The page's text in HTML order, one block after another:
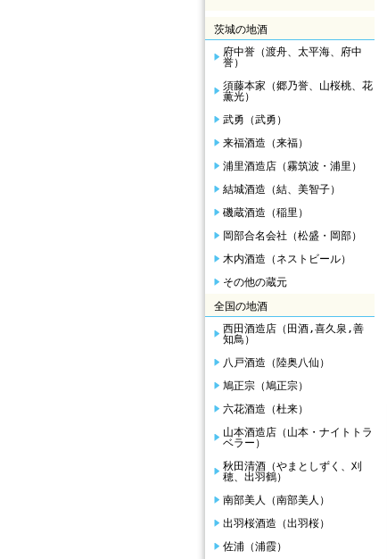
茨城の地酒
府中誉（渡舟、太平海、府中
誉）
須藤本家（郷乃誉、山桜桃、花
薫光）
武勇（武勇）
来福酒造（来福）
浦里酒造店（霧筑波・浦里）
結城酒造（結、美智子）
磯蔵酒造（稲里）
岡部合名会社（松盛・岡部）
木内酒造（ネストビール）
その他の蔵元
全国の地酒
西田酒造店（田酒,喜久泉,善
知鳥）
八戸酒造（陸奥八仙）
鳩正宗（鳩正宗）
六花酒造（杜来）
山本酒造店（山本・ナイトトラ
ベラー）
秋田清酒（やまとしずく、刈
穂、出羽鶴）
南部美人（南部美人）
出羽桜酒造（出羽桜）
佐浦（浦霞）